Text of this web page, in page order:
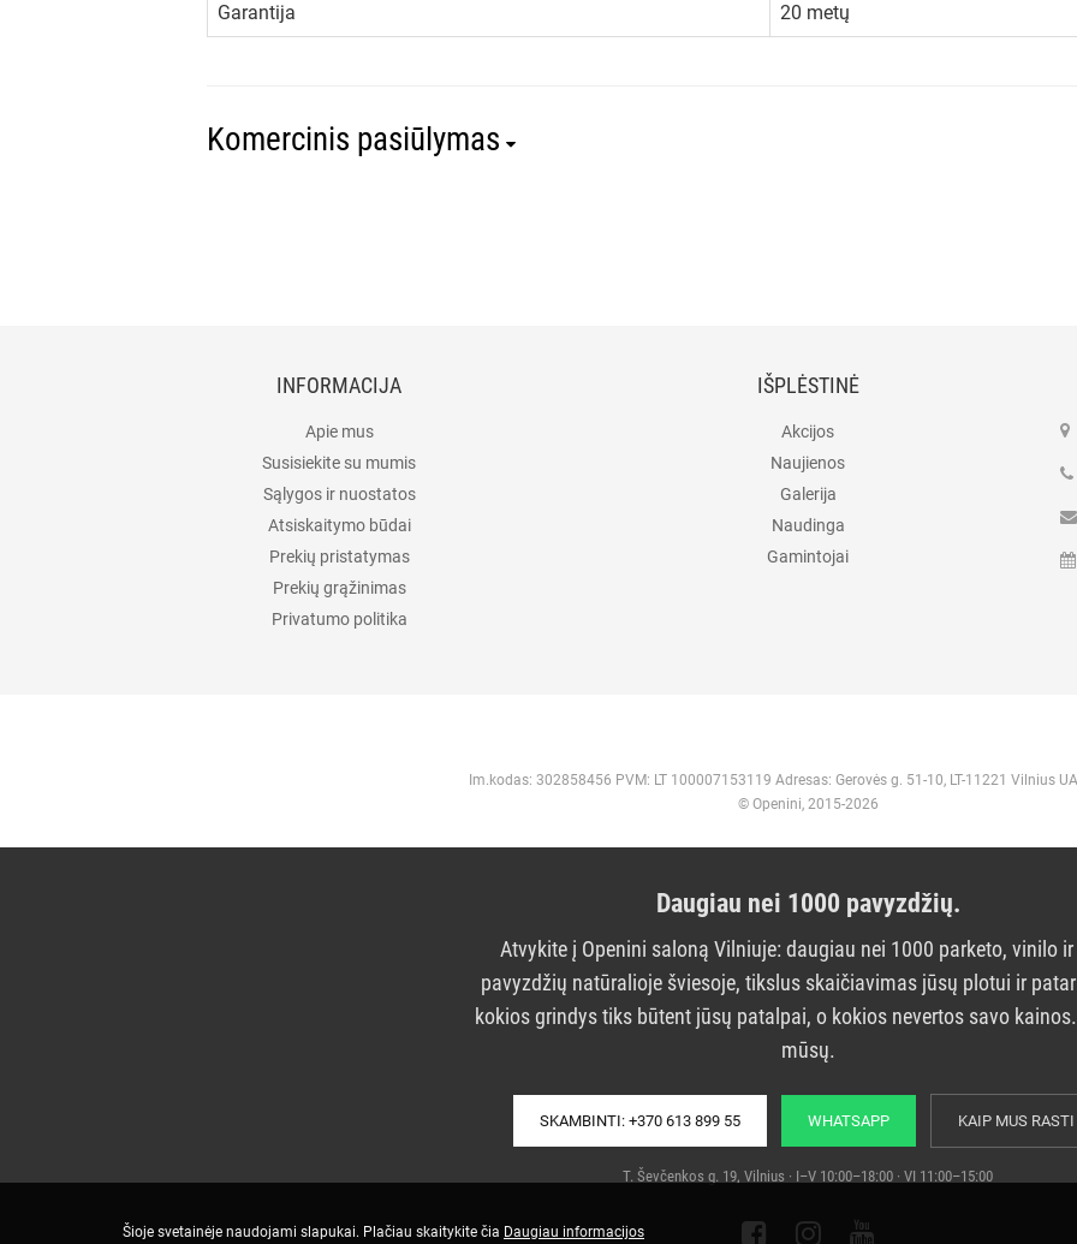
Garantija 20 metų
Komercinis pasiūlymas
INFORMACIJA
Apie mus
Susisiekite su mumis
Sąlygos ir nuostatos
Atsiskaitymo būdai
Prekių pristatymas
Prekių grąžinimas
Privatumo politika
IŠPLĖSTINĖ
Akcijos
Naujienos
Galerija
Naudinga
Gamintojai
Im.kodas: 302858456 PVM: LT 100007153119 Adresas: Gerovės g. 51-10, LT-11221 Vilnius
© Openini, 2015-2026
Daugiau nei 1000 pavyzdžių.
Atvykite į Openini saloną Vilniuje: daugiau nei 1000 parketo, vinilo
pavyzdžių natūralioje šviesoje, tikslus skaičiavimas jūsų plotui ir
kokios grindys tiks būtent jūsų patalpai, o kokios nevertos savo
mūsų.
SKAMBINTI: +370 613 899 55 WHATSAPP KAIP MUS RASTI
T. Ševčenkos g. 19, Vilnius · I–V 10:00–18:00 · VI 11:00–15:00
Šioje svetainėje naudojami slapukai. Plačiau skaitykite čia Daugiau informacijos